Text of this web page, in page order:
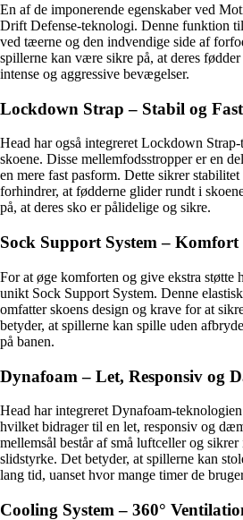
En af de imponerende egenskaber ved
Drift Defense-teknologi. Denne funktion
ved tæerne og den indvendige side af
spillerne kan være sikre på, at deres
intense og aggressive bevægelser.
Lockdown Strap – Stabil og
Head har også integreret Lockdown
skoene. Disse mellemfodsstropper er en
en mere fast pasform. Dette sikrer
forhindrer, at fødderne glider rundt i
på, at deres sko er pålidelige og sikre.
Sock Support System – Komfort
For at øge komforten og give ekstra støtte
unikt Sock Support System. Denne
omfatter skoens design og krave for at
betyder, at spillerne kan spille uden
på banen.
Dynafoam – Let, Responsiv og
Head har integreret Dynafoam-
hvilket bidrager til en let, responsiv og
mellemsål består af små luftceller og
slidstyrke. Det betyder, at spillerne kan
lang tid, uanset hvor mange timer de
Cooling System – 360°